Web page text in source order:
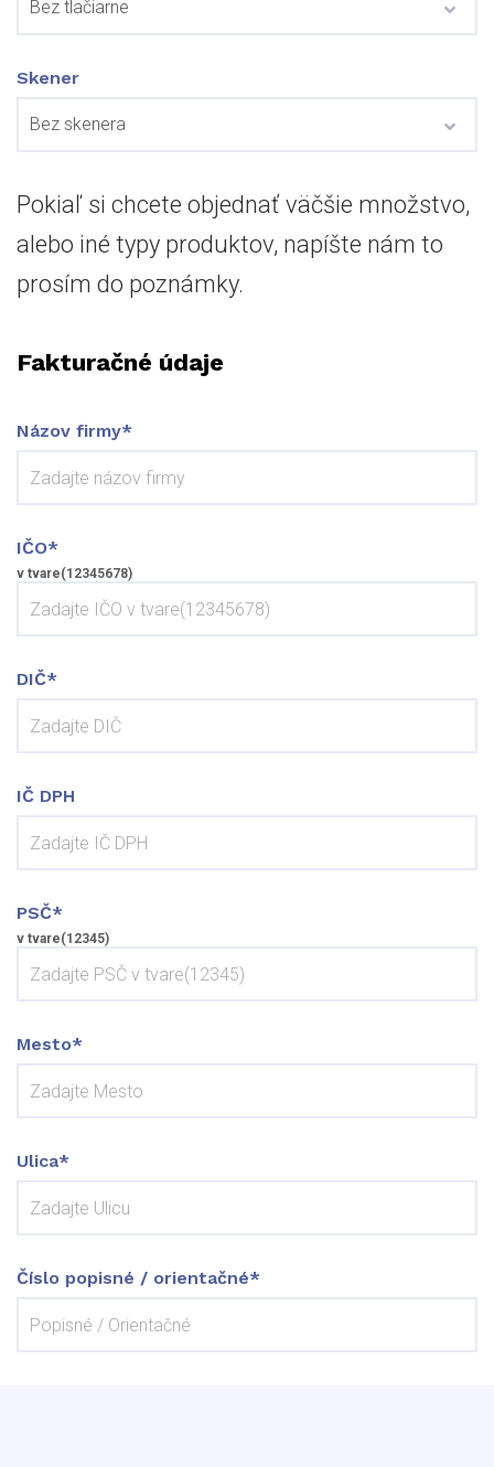
Skener
Pokiaľ si chcete objednať väčšie množstvo,
alebo iné typy produktov, napíšte nám to
prosím do poznámky.
Fakturačné údaje
Názov firmy*
IČO*
v tvare(12345678)
DIČ*
IČ DPH
PSČ*
v tvare(12345)
Mesto*
Ulica*
Číslo popisné / orientačné*